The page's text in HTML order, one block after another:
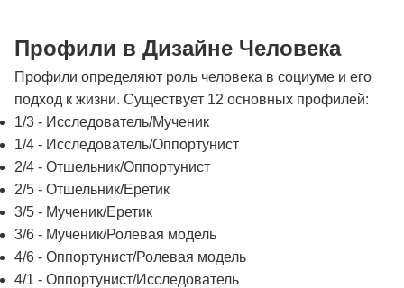
Профили в Дизайне Человека
Профили определяют роль человека в социуме и его
подход к жизни. Существует 12 основных профилей:
1/3 - Исследователь/Мученик
1/4 - Исследователь/Оппортунист
2/4 - Отшельник/Оппортунист
2/5 - Отшельник/Еретик
3/5 - Мученик/Еретик
3/6 - Мученик/Ролевая модель
4/6 - Оппортунист/Ролевая модель
4/1 - Оппортунист/Исследователь